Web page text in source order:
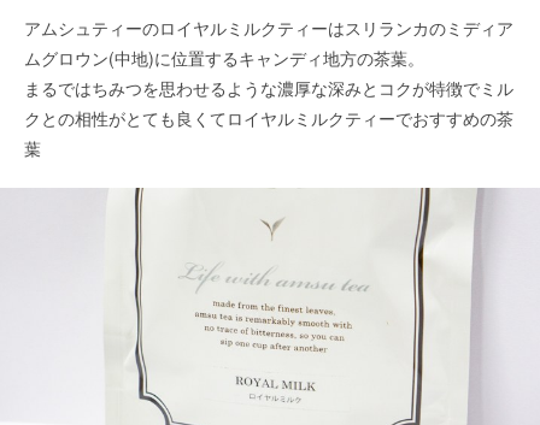
アムシュティーのロイヤルミルクティーはスリランカのミディア
ムグロウン(中地)に位置するキャンディ地方の茶葉。
まるではちみつを思わせるような濃厚な深みとコクが特徴でミル
クとの相性がとても良くてロイヤルミルクティーでおすすめの茶
葉